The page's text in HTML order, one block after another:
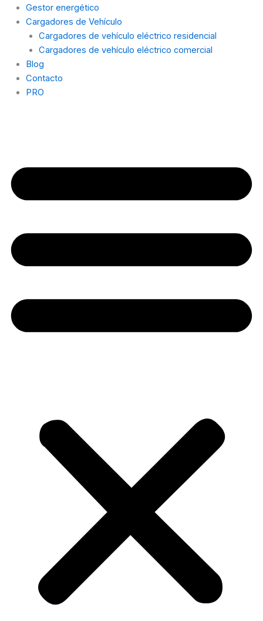
Gestor energético
Cargadores de Vehículo
Cargadores de vehículo eléctrico residencial
Cargadores de vehículo eléctrico comercial
Blog
Contacto
PRO